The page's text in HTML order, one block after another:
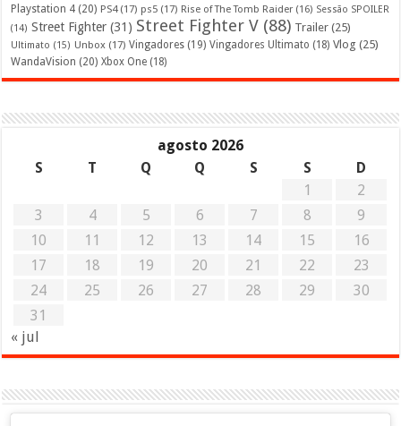
Playstation 4 (20) PS4(17) ps5 (17) Rise of The Tomb Raider (16) Sessão SPOILER
(14) Street Fighter (31) Street Fighter V (88) Trailer (25)
Ultimato (15) Unbox (17) Vingadores (19) Vingadores Ultimato (18) Vlog (25)
WandaVision (20) Xbox One (18)
agosto 2026
S
T Q Q S S
D
1
2
3
4 5 6 7 8
9
10
11 12 13 14 15
16
17
18 19 20 21 22
23
24
25 26 27 28 29
30
31
« jul